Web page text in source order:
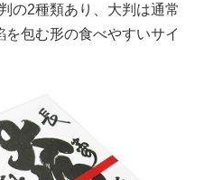
の2種類あり、大判は通常
包む形の食べやすいサイ